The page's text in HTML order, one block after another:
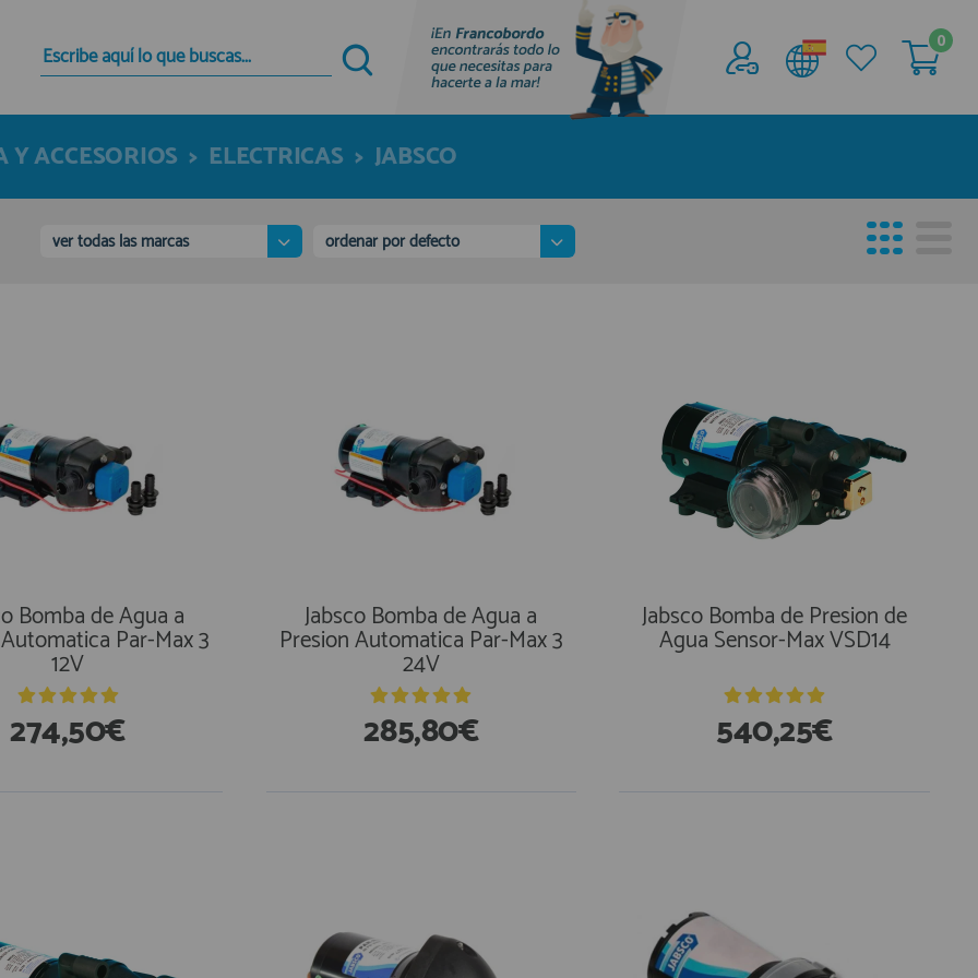
Quiero registrarme
Nuevo cliente
Al crear una cuenta en francobordo.com podrás
tienda virtual, revisar el estado de tus pedidos y
consultar tus operaciones anteriores.
Acceder al
Área profesionales
Únete ya a los mas de de 500 Profesionales de
la Náutica
0
Y ACCESORIOS > ELECTRICAS > JABSCO
ver todas las marcas ordenar por defecto
Bomba de Agua a
Par-Max 3
12V
274,50€
Jabsco Bomba de Agua a
Presion Automatica Par-Max 3
24V
285,80€
Jabsco Bomba de Presion de
Agua Sensor-Max VSD14
540,25€